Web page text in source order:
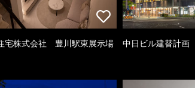
宅株式会社 豊川駅東展示場 中日ビル建替計画